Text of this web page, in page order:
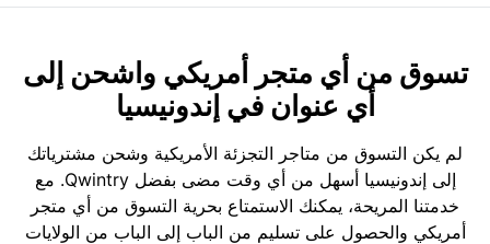
تسوق من أي متجر أمريكي واشحن إلى
أي عنوان في إندونيسيا
لم يكن التسوق من متاجر التجزئة الأمريكية وشحن مشترياتك
إلى إندونيسيا أسهل من أي وقت مضى بفضل Qwintry. مع
خدمتنا المريحة، يمكنك الاستمتاع بحرية التسوق من أي متجر
أمريكي والحصول على تسليم من الباب إلى الباب من الولايات